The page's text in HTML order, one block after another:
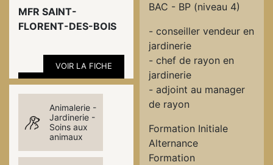
MFR SAINT-
FLORENT-DES-BOIS
VOIR LA FICHE
BAC - BP (niveau 4)
- conseiller vendeur en
jardinerie
- chef de rayon en
jardinerie
- adjoint au manager
de rayon
Formation Initiale
Alternance
Formation
Animalerie -
Jardinerie -
Soins aux
animaux